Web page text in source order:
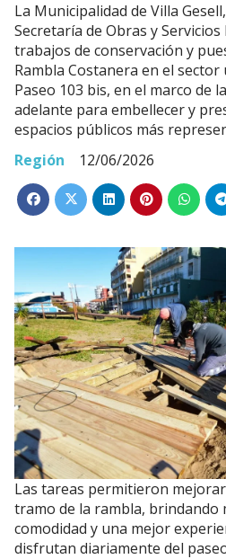
La Municipalidad de Villa
Secretaría de Obras y
trabajos de conservación y
Rambla Costanera en el sector
Paseo 103 bis, en el marco de
adelante para embellecer y
espacios públicos más
Región
12/06/2026
Las tareas permitieron
tramo de la rambla, brindando
comodidad y una mejor
disfrutan diariamente del